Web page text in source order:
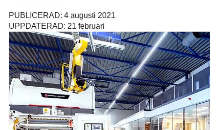
PUBLICERAD: 4 augusti 2021
UPPDATERAD: 21 februari